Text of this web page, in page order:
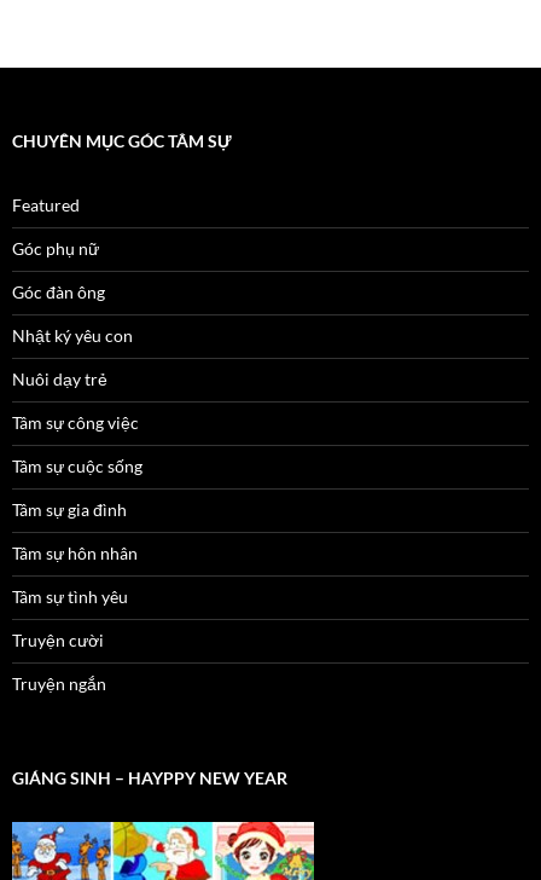
CHUYÊN MỤC GÓC TÂM SỰ
Featured
Góc phụ nữ
Góc đàn ông
Nhật ký yêu con
Nuôi dạy trẻ
Tâm sự công việc
Tâm sự cuộc sống
Tâm sự gia đình
Tâm sự hôn nhân
Tâm sự tình yêu
Truyện cười
Truyện ngắn
GIÁNG SINH – HAYPPY NEW YEAR